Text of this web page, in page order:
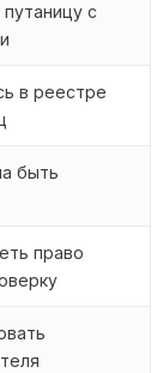
с
в реестре
быть
право